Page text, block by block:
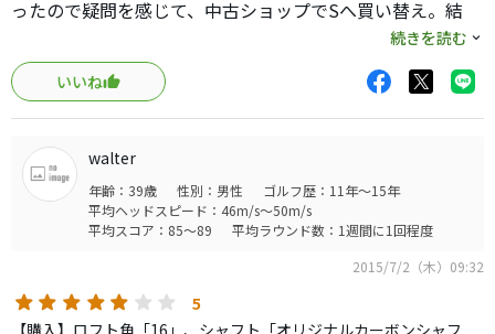
ったので疑問を感じて、中古ショップでSへ買い替え。結
SLDRは飛びましたが、調子が悪くなると調整機能で何とか
しようとして、ごまかし切れず・・・。
スイングの基本に戻れます。ミートして250〜260ほどで、
平均でも230〜240ぐらいだと思います。
SLDRが嫌いじゃないのに、調整機能に疑問がある方にはお
勧めです。
続きを読む
いいね
walter
年齢：39歳 性別：男性
ゴルフ歴：11年～15年
平均ヘッドスピード：46m/s～50m/s
平均スコア：85～89
平均ラウンド数：1週間に1回程度
2015/7/2（木）09:32
5
【購入】ロフト角「16」、シャフト「オリジナルカーボンシャフ